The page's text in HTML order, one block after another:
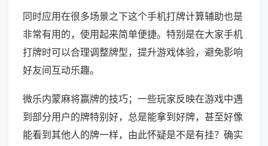
同时应用在很多场景之下这个手机打牌计算辅助也是
非常有用的，使用起来简单便捷。特别是在大家手机
打牌时可以合理调整牌型，提升游戏体验，避免影响
好友间互动乐趣。
微乐内蒙麻将赢牌的技巧；一些玩家反映在游戏中遇
到部分用户的牌特别好，总是能拿到好牌，甚至好像
能看到其他人的牌一样，由此怀疑是不是有挂？确实